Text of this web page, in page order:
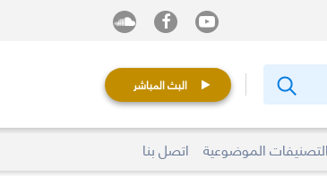
البث المباشر
التصنيفات الموضوعية اتصل بنا